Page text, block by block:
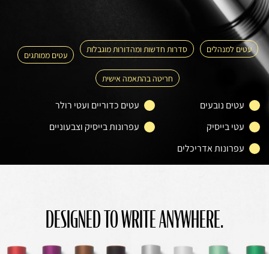
עטים למנהלים סדרות חדשות ומהדורות מוגבלות
עטים ממותגים
חריטה בהתאמה אישית
עטים נובעים
עטים כדוריים ועטי רולר
עטי בייסיק
עפרונות בייסיק וצבעוניים
עפרונות אדריכלים
DESIGNED TO WRITE ANYWHERE.